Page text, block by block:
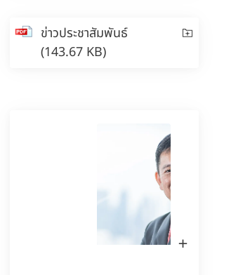
150 ปีแห่งจิตวิญญาณของการบุกเบิก
สะท้อนถึงการขับเคลื่อนความก้าวหน้าด้วยเป้า
หมายที่มั่นคง ที่เฮงเค็ล เราเปลี่ยนความ
เปลี่ยนแปลงให้กลายเป็นโอกาส ขับเคลื่อน
นวัตกรรม ความยั่งยืน และความรับผิดชอบ
เพื่อร่วมกันสร้างอนาคตที่ดียิ่งขึ้น
ข่าวประชาสัมพันธ์
(143.67 KB)
เปิด
รูป